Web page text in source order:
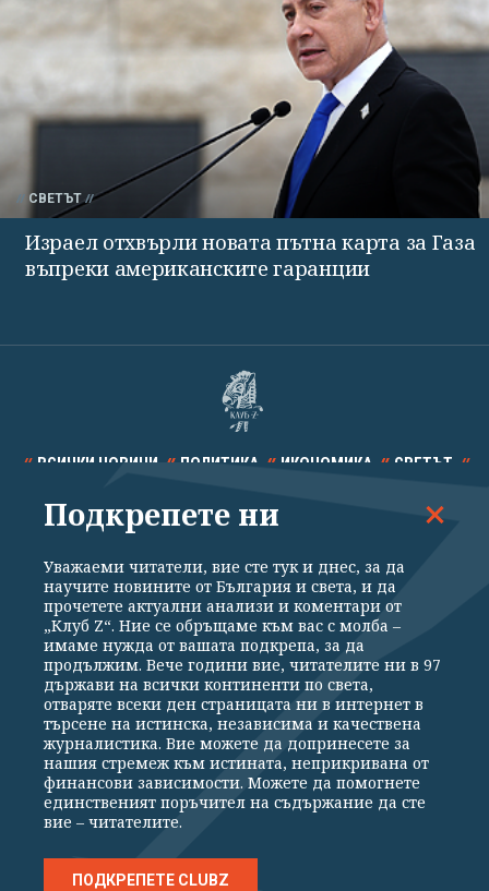
СВЕТЪТ
Израел отхвърли новата пътна карта за Газа
въпреки американските гаранции
ВСИЧКИ НОВИНИ ПОЛИТИКА ИКОНОМИКА СВЕТЪТ
СПОРТ КУЛТУРА ТЕХНОЛОГИИ КАЛЕЙДОСКОП
Общи условия
Политика за поверителност
Реклама
Партньори Контакти
За Клуб Z
Екип
Подкрепете ни
Издател на www.clubz.bg е „Клуб Зебра Медия“ ЕООД, София, ул. "Алеко
Константинов" 3. Всички права запазени 2026 „Клуб Зебра Медия“
Препечатването на материали, снимки и видео от www.clubz.bg без
разрешение ще бъде преследвано по съдебен път, съгласно
Подкрепете ни
Уважаеми читатели, вие сте тук и днес, за да
научите новините от България и света, и да
прочетете актуални анализи и коментари от
„Клуб Z“. Ние се обръщаме към вас с молба –
имаме нужда от вашата подкрепа, за да
продължим. Вече години вие, читателите ни в 97
държави на всички континенти по света,
отваряте всеки ден страницата ни в интернет в
търсене на истинска, независима и качествена
журналистика. Вие можете да допринесете за
нашия стремеж към истината, неприкривана от
финансови зависимости. Можете да помогнете
единственият поръчител на съдържание да сте
вие – читателите.
ПОДКРЕПЕТЕ CLUBZ